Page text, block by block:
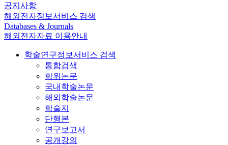
공지사항
해외전자정보서비스 검색
Databases & Journals
해외전자자료 이용안내
학술연구정보서비스 검색
통합검색
학위논문
국내학술논문
해외학술논문
학술지
단행본
연구보고서
공개강의